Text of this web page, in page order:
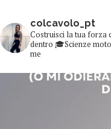
colcavolo_pt
Costruisci la tua forza
dentro 🎓Scienze
me